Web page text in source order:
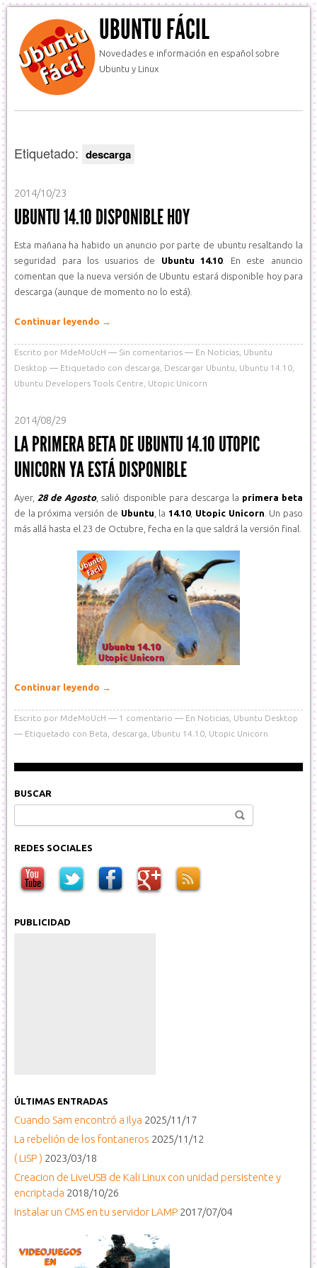
UBUNTU FÁCIL
Novedades e información en español sobre
Ubuntu y Linux
Etiquetado: descarga
2014/10/23
UBUNTU 14.10 DISPONIBLE HOY
Esta mañana ha habido un anuncio por parte de ubuntu resaltando la
seguridad para los usuarios de Ubuntu 14.10. En este anuncio
comentan que la nueva versión de Ubuntu estará disponible hoy para
descarga (aunque de momento no lo está).
Continuar leyendo →
Escrito por MdeMoUcH Sin comentarios En Noticias Ubuntu
Desktop
Etiquetado con descarga Descargar Ubuntu Ubuntu 14.10
Ubuntu Developers Tools Centre
Utopic Unicorn
2014/08/29
LA PRIMERA BETA DE UBUNTU 14.10 UTOPIC
UNICORN YA ESTÁ DISPONIBLE
Ayer, 28 de Agosto, salió disponible para descarga la primera beta
de la próxima versión de Ubuntu , la14.10, Utopic Unicorn . Un paso
más allá hasta el 23 de Octubre, fecha en la que saldrá la versión final.
Continuar leyendo →
Escrito por MdeMoUcH 1 comentario En Noticias Ubuntu Desktop
Etiquetado con Beta descarga Ubuntu 14.10 Utopic Unicorn
BUSCAR
REDES SOCIALES
PUBLICIDAD
ÚLTIMAS ENTRADAS
Cuando Sam encontró a Ilya 2025/11/17
La rebelión de los fontaneros 2025/11/12
( LISP ) 2023/03/18
Creacion de LiveUSB de Kali Linux con unidad persistente y
encriptada 2018/10/26
Instalar un CMS en tu servidor LAMP 2017/07/04